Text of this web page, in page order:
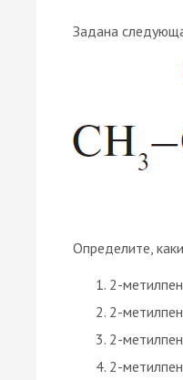
Задана
Определите,
2-
2-
2-
2-